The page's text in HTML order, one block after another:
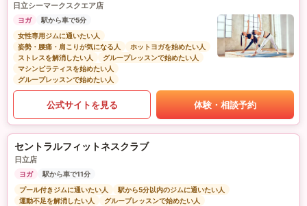
日立シーマークスクエア店
ヨガ
駅から車で5分
女性専用ジムに通いたい人
姿勢・腰痛・肩こりが気になる人
ホットヨガを始めたい人
ストレスを解消したい人
グループレッスンで始めたい人
マシンピラティスを始めたい人
グループレッスンで始めたい人
公式サイトを見る 体験・相談予約
セントラルフィットネスクラブ
日立店
ヨガ
駅から車で11分
プール付きジムに通いたい人
駅から5分以内のジムに通いたい人
運動不足を解消したい人
グループレッスンで始めたい人